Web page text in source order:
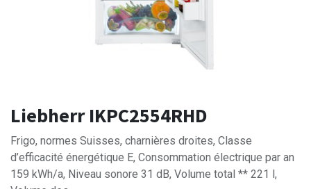
Liebherr IKPC2554RHD
Frigo, normes Suisses, charnières droites, Classe
d’efficacité énergétique E, Consommation électrique par an
159 kWh/a, Niveau sonore 31 dB, Volume total ** 221 l,